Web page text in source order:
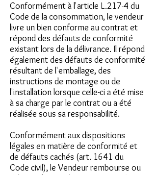
Conformément à l'article L.217-4 du
Code de la consommation, le vendeur
livre un bien conforme au contrat et
répond des défauts de conformité
existant lors de la délivrance. Il répond
également des défauts de conformité
résultant de l'emballage, des
instructions de montage ou de
l'installation lorsque celle-ci a été mise
à sa charge par le contrat ou a été
réalisée sous sa responsabilité.
Conformément aux dispositions
légales en matière de conformité et
de défauts cachés (art. 1641 du
Code civil), le Vendeur rembourse ou